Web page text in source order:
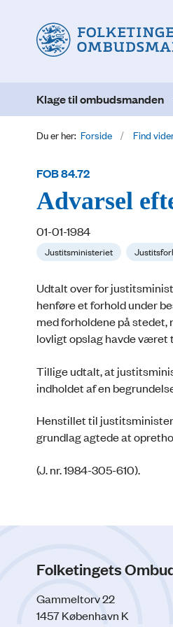
Klage til ombudsmanden
Du er her: Forside Find
FOB 84.72
Advarsel
01-01-1984
Justitsministeriet
Udtalt over for
henføre et forhold under
med forholdene på
lovligt opslag havde
Tillige udtalt, at
indholdet af en
Henstillet til
grundlag agtede at
(J. nr. 1984-305-610).
Folketingets
Gammeltorv 22
1457 København K